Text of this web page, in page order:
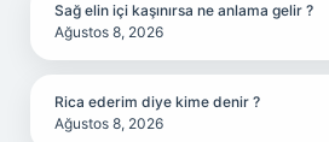
Sağ elin içi kaşınırsa ne anlama gelir ?
Ağustos 8, 2026
Rica ederim diye kime denir ?
Ağustos 8, 2026